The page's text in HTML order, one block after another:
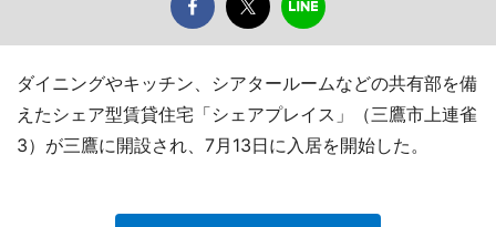
ダイニングやキッチン、シアタールームなどの共有部を備
えたシェア型賃貸住宅「シェアプレイス」（三鷹市上連雀
3）が三鷹に開設され、7月13日に入居を開始した。